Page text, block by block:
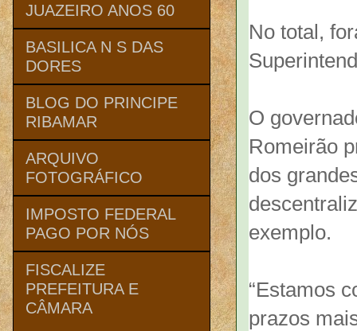
No total,
O
Romeirão
dos
exemplo.
“Estamos
prazos
JUAZEIRO ANOS 60
BASILICA N S DAS
DORES
BLOG DO PRINCIPE
RIBAMAR
ARQUIVO
FOTOGRÁFICO
IMPOSTO FEDERAL
PAGO POR NÓS
FISCALIZE
PREFEITURA E
CÂMARA